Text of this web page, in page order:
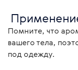
Помните, что
вашего тела,
под одежду.